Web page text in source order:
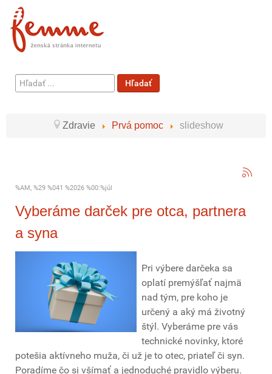
Hľadať
...
Hľadať
Zdravie Prvá pomoc slideshow
%AM, %29 %041 %2026 %00:%júl
Vyberáme darček pre otca, partnera
a syna
Pri výbere darčeka sa
oplatí premýšľať najmä
nad tým, pre koho je
určený a aký má životný
štýl. Vyberáme pre vás
technické novinky, ktoré
potešia aktívneho muža, či už je to otec, priateľ či syn.
Poradíme čo si všímať a jednoduché pravidlo výberu.